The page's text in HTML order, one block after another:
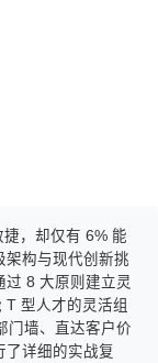
，却仅有 6% 能
架构与现代创新挑
过 8 大原则建立灵
T 型人才的灵活组
门墙、直达客户价
了详细的实战复